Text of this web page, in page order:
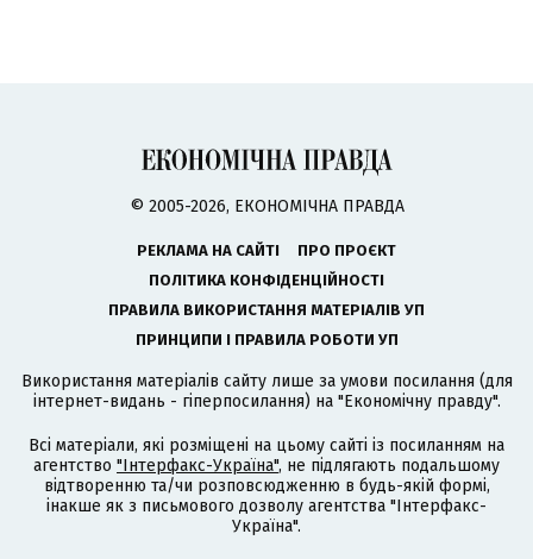
© 2005-2026, ЕКОНОМІЧНА ПРАВДА
РЕКЛАМА НА САЙТІ
ПРО ПРОЄКТ
ПОЛІТИКА КОНФІДЕНЦІЙНОСТІ
ПРАВИЛА ВИКОРИСТАННЯ МАТЕРІАЛІВ УП
ПРИНЦИПИ І ПРАВИЛА РОБОТИ УП
Використання матеріалів сайту лише за умови посилання (для
інтернет-видань - гіперпосилання) на "Економічну правду".
Всі матеріали, які розміщені на цьому сайті із посиланням на
агентство "Інтерфакс-Україна", не підлягають подальшому
відтворенню та/чи розповсюдженню в будь-якій формі,
інакше як з письмового дозволу агентства "Інтерфакс-
Україна".